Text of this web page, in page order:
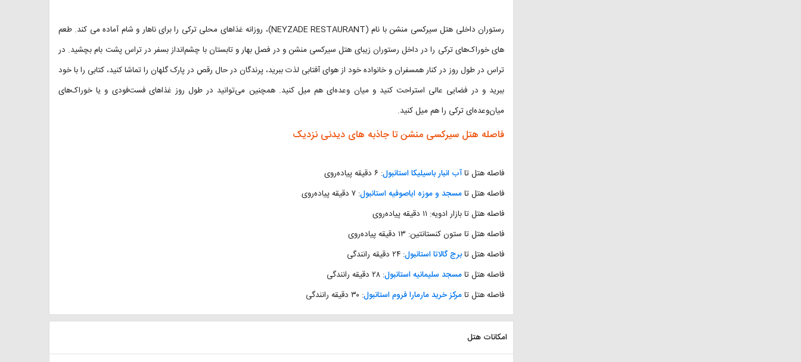
رستوران داخلی هتل سیرکسی منشن با نام (NEYZADE RESTAURANT)، روزانه غذاهای محلی ترکی را برای ناهار و شام آماده می کند. طعم
های خوراک‌های ترکی را در داخل رستوران زیبای هتل سیرکسی منشن و در فصل بهار و تابستان با چشم‌انداز بسفر در تراس پشت بام بچشید. در
تراس در طول روز در کنار همسفران و خانواده خود از هوای آفتابی لذت ببرید، پرندگان در حال رقص در پارک گلهان را تماشا کنید، کتابی را با خود
ببرید و در فضایی عالی استراحت کنید و میان وعده‌ای هم میل کنید. همچنین می‌توانید در طول روز غذاهای فست‌فودی و یا خوراک‌های
میان‌وعده‌ای ترکی را هم میل کنید.
فاصله هتل سیرکسی منشن تا جاذبه های دیدنی نزدیک
فاصله هتل تاآب انبار باسیلیکا استانبول: ۶ دقیقه پیاده‌روی
فاصله هتل تامسجد و موزه ایاصوفیه استانبول: ۷ دقیقه پیاده‌روی
فاصله هتل تا بازار ادویه: ۱۱ دقیقه پیاده‌روی
فاصله هتل تا ستون کنستانتین: ۱۳ دقیقه پیاده‌روی
فاصله هتل تابرج گالاتا استانبول: ۲۴ دقیقه رانندگی
فاصله هتل تامسجد سلیمانیه استانبول: ۲۸ دقیقه رانندگی
فاصله هتل تامرکز خرید مارمارا فروم استانبول: ۳۰ دقیقه رانندگی
امکانات هتل